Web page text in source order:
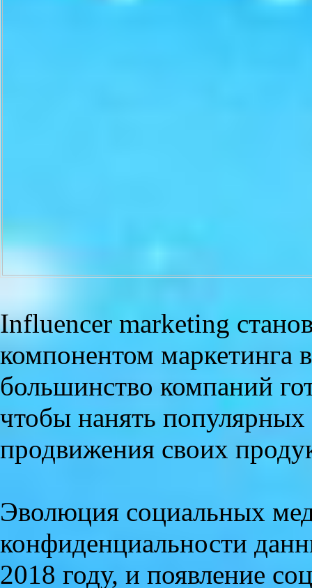
Influencer marketing
компонентом маркетинга
большинство компаний
чтобы нанять популярных
продвижения своих
Эволюция социальных
конфиденциальности
2018 году, и появление